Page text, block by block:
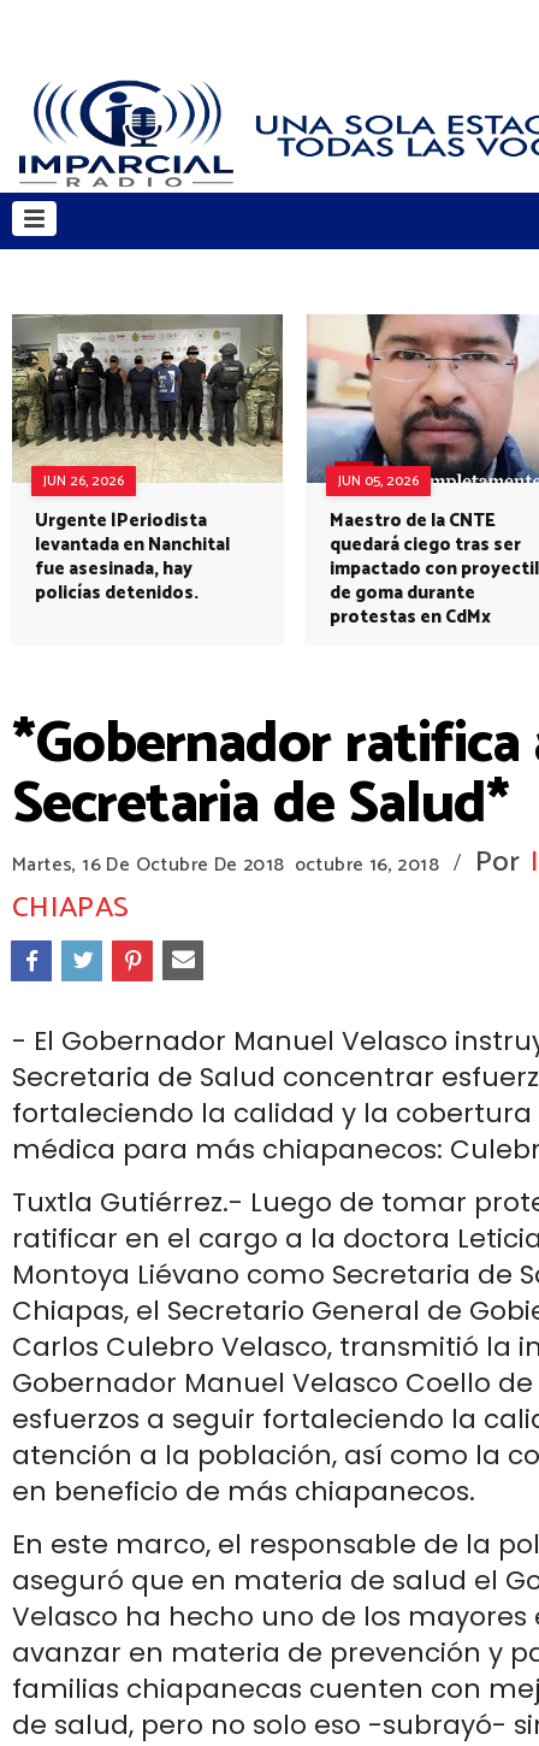
JUN 26, 2026
Urgente |Periodista
levantada en Nanchital
fue asesinada, hay
policías detenidos.
JUN 05, 2026
Maestro de la CNTE
quedará ciego tras ser
impactado con proyectil
de goma durante
protestas en CdMx
*Gobernador
Secretaria de Salud*
Martes, 16 De Octubre De 2018 octubre 16, 2018 / Por
CHIAPAS
- El Gobernador Manuel Velasco
Secretaria de Salud concentrar
fortaleciendo la calidad y la
médica para más chiapanecos:
Tuxtla Gutiérrez.- Luego de tomar
ratificar en el cargo a la doctora
Montoya Liévano como Secretaria de
Chiapas, el Secretario General de
Carlos Culebro Velasco, transmitió la
Gobernador Manuel Velasco Coello
esfuerzos a seguir fortaleciendo la
atención a la población, así como la
en beneficio de más chiapanecos.
En este marco, el responsable de la
aseguró que en materia de salud el
Velasco ha hecho uno de los mayores
avanzar en materia de prevención y
familias chiapanecas cuenten con
de salud, pero no solo eso -subrayó-